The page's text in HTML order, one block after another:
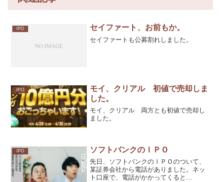
IPO セイファート、お前もか。
セイファートも公募割れしました。
IPO
モイ、クリアル 初値で売却しま
した。
モイ、クリアル 両方とも初値で売却し
ました。
IPO ソフトバンクのＩＰＯ
先日、ソフトバンクのＩＰＯのついて、
某証券会社から電話がありました。ネッ
ト口座で、電話がかかってくると